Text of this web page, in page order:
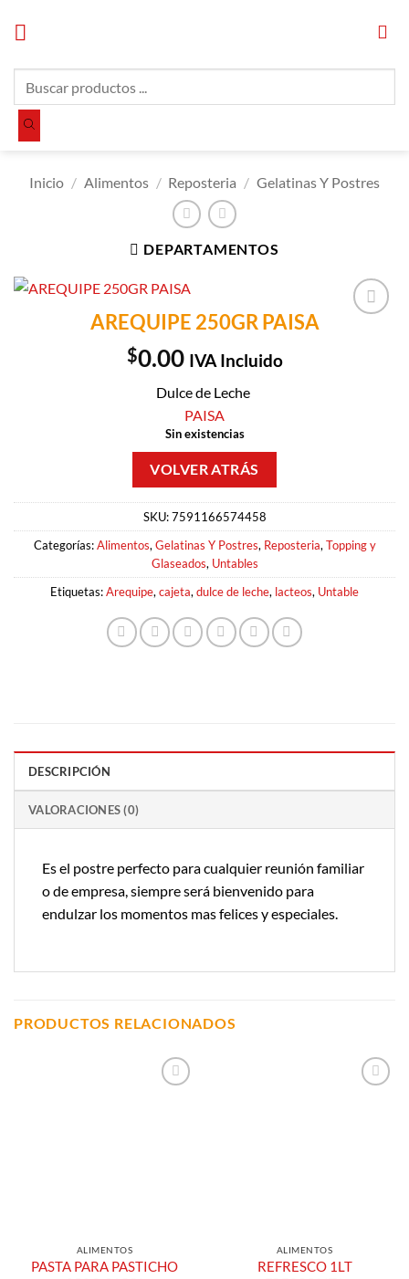
productos
Inicio / Alimentos / Reposteria / Gelatinas Y Postres
DEPARTAMENTOS
AREQUIPE 250GR PAISA
$0.00 IVA Incluido
Dulce de Leche
PAISA
Sin existencias
SKU:7591166574458
Categorías:Alimentos, Gelatinas Y Postres, Reposteria, Topping y
Glaseados, Untables
Etiquetas:Arequipe, cajeta, dulce de leche, lacteos, Untable
DESCRIPCIÓN
VALORACIONES (0)
Es el postre perfecto para cualquier reunión familiar
o de empresa, siempre será bienvenido para
endulzar los momentos mas felices y especiales.
PRODUCTOS RELACIONADOS
ALIMENTOS
PASTA PARA PASTICHO
ALIMENTOS
REFRESCO 1LT